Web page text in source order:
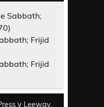
Sabbath;
Frijid
Frijid
y Leeway.